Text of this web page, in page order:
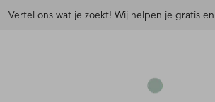
Vertel ons wat je zoekt! Wij helpen je gratis